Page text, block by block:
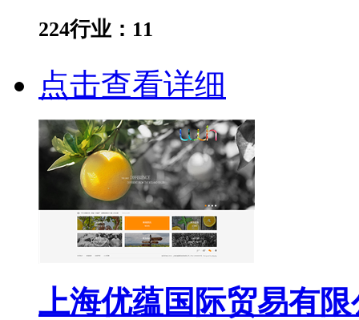
224行业： 11
点击查看详细
上海优蕴国际贸易有限